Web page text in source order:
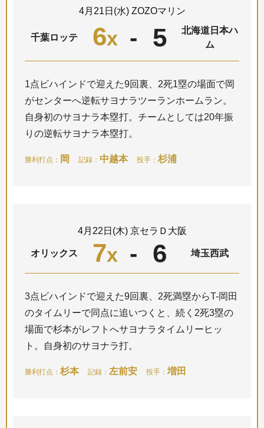
4月21日(水) ZOZOマリン
千葉ロッテ 6x - 5
北海道日本ハ
ム
1点ビハインドで迎えた9回裏、2死1塁の場面で岡
がセンターへ逆転サヨナラツーランホームラン。
自身初のサヨナラ本塁打。チームとしては20年振
りの逆転サヨナラ本塁打。
勝利打点： 岡 記録： 中越本 投手： 杉浦
4月22日(木) 京セラＤ大阪
オリックス 7x - 6 埼玉西武
3点ビハインドで迎えた9回裏、2死満塁からT-岡田
のタイムリーで同点に追いつくと、続く2死3塁の
場面で杉本がレフトへサヨナラタイムリーヒッ
ト。自身初のサヨナラ打。
勝利打点： 杉本 記録： 左前安 投手： 増田